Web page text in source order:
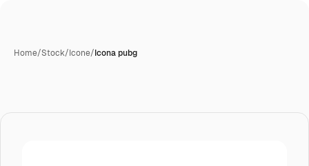
Home/Stock/Icone/Icona pubg